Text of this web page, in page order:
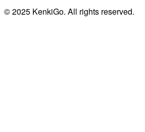
© 2025 KenkiGo. All rights reserved.